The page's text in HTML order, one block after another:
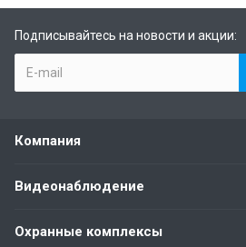
Подписывайтесь на новости и акции:
Компания
Видеонаблюдение
Охранные комплексы